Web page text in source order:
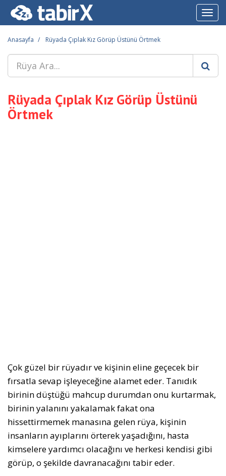
Anasayfa Rüyada Çıplak Kız Görüp Üstünü Örtmek
Rüyada Çıplak Kız Görüp Üstünü
Örtmek
Çok güzel bir rüyadır ve kişinin eline geçecek bir
fırsatla sevap işleyeceğine alamet eder. Tanıdık
birinin düştüğü mahcup durumdan onu kurtarmak,
birinin yalanını yakalamak fakat ona
hissettirmemek manasına gelen rüya, kişinin
insanların ayıplarını örterek yaşadığını, hasta
kimselere yardımcı olacağını ve herkesi kendisi gibi
görüp, o şekilde davranacağını tabir eder.